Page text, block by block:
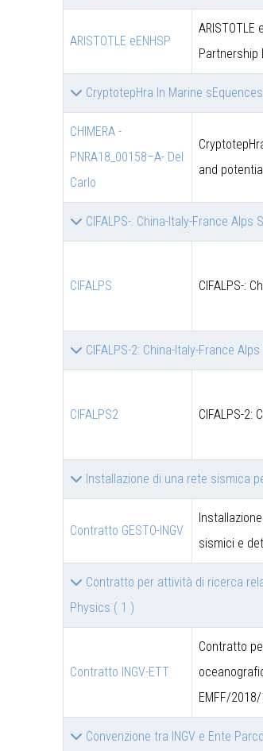
ARISTOTLE eENHSP
Partnership
CryptotepHra In Marine
CHIMERA -
PNRA18_00158–A- Del
Carlo
and
CIFALPS-: China-Italy-France Alps
CIFALPS CIFALPS-:
CIFALPS-2: China-Italy-France
CIFALPS2 CIFALPS-2:
Installazione di una rete sismica
Contratto GESTO-INGV
sismici e
Contratto per attività di ricerca
Physics ( 1 )
Contratto INGV-ETT
Contratto
EMFF/
Convenzione tra INGV e Ente